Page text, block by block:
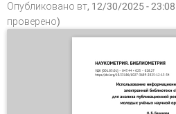
Опубликовано вт, 12/30/2025 -
проверено)